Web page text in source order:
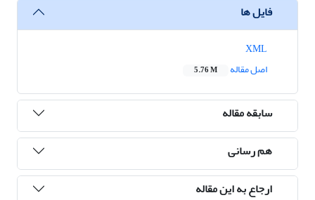
فایل ها
اصل مقاله
5.76 M
سابقه مقاله
هم رسانی
ارجاع به این مقاله